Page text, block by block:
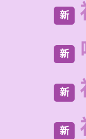
新
新
新
新